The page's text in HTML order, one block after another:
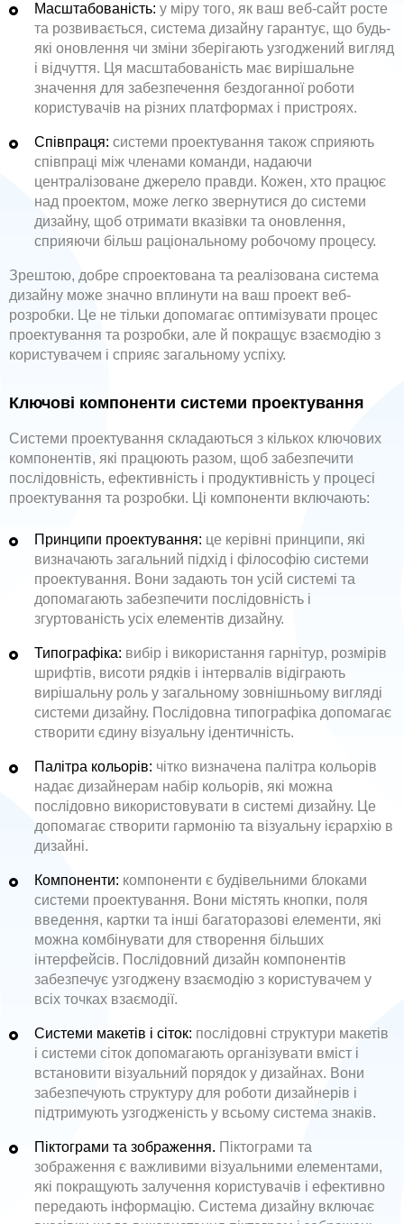
Масштабованість: у міру того, як ваш веб-сайт росте
та розвивається, система дизайну гарантує, що будь-
які оновлення чи зміни зберігають узгоджений вигляд
і відчуття. Ця масштабованість має вирішальне
значення для забезпечення бездоганної роботи
користувачів на різних платформах і пристроях.
Співпраця: системи проектування також сприяють
співпраці між членами команди, надаючи
централізоване джерело правди. Кожен, хто працює
над проектом, може легко звернутися до системи
дизайну, щоб отримати вказівки та оновлення,
сприяючи більш раціональному робочому процесу.
Зрештою, добре спроектована та реалізована система
дизайну може значно вплинути на ваш проект веб-
розробки. Це не тільки допомагає оптимізувати процес
проектування та розробки, але й покращує взаємодію з
користувачем і сприяє загальному успіху.
Ключові компоненти системи проектування
Системи проектування складаються з кількох ключових
компонентів, які працюють разом, щоб забезпечити
послідовність, ефективність і продуктивність у процесі
проектування та розробки. Ці компоненти включають:
Принципи проектування: це керівні принципи, які
визначають загальний підхід і філософію системи
проектування. Вони задають тон усій системі та
допомагають забезпечити послідовність і
згуртованість усіх елементів дизайну.
Типографіка: вибір і використання гарнітур, розмірів
шрифтів, висоти рядків і інтервалів відіграють
вирішальну роль у загальному зовнішньому вигляді
системи дизайну. Послідовна типографіка допомагає
створити єдину візуальну ідентичність.
Палітра кольорів: чітко визначена палітра кольорів
надає дизайнерам набір кольорів, які можна
послідовно використовувати в системі дизайну. Це
допомагає створити гармонію та візуальну ієрархію в
дизайні.
Компоненти: компоненти є будівельними блоками
системи проектування. Вони містять кнопки, поля
введення, картки та інші багаторазові елементи, які
можна комбінувати для створення більших
інтерфейсів. Послідовний дизайн компонентів
забезпечує узгоджену взаємодію з користувачем у
всіх точках взаємодії.
Системи макетів і сіток: послідовні структури макетів
і системи сіток допомагають організувати вміст і
встановити візуальний порядок у дизайнах. Вони
забезпечують структуру для роботи дизайнерів і
підтримують узгодженість у всьому система знаків.
Піктограми та зображення. Піктограми та
зображення є важливими візуальними елементами,
які покращують залучення користувачів і ефективно
передають інформацію. Система дизайну включає